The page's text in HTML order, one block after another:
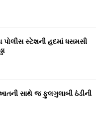
પોલીસ સ્ટેશની હદમાં ધસમસી
સાથે જ ફુલગુલાબી ઠંડીની